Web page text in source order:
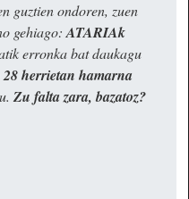
guztien ondoren, zuen
gehiago:ATARIAk
erronka bat daukagu
herrietan hamarna
Zu falta zara, bazatoz?